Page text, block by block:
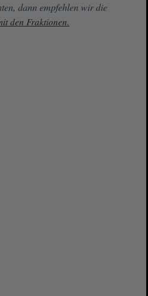
dann empfehlen wir die
den Fraktionen.